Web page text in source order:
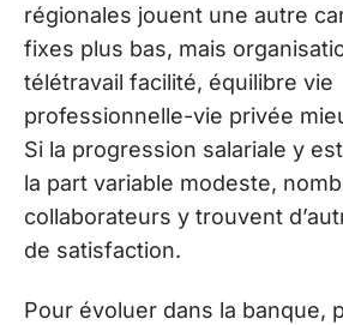
régionales jouent une autre
fixes plus bas, mais
télétravail facilité, équilibre vie
professionnelle-vie privée
Si la progression salariale y
la part variable modeste,
collaborateurs y trouvent
de satisfaction.
Pour évoluer dans la banque,